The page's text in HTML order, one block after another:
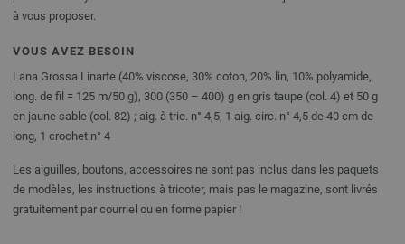
à vous proposer.
VOUS AVEZ BESOIN
Lana Grossa Linarte (40% viscose, 30% coton, 20% lin, 10% polyamide,
long. de fil = 125 m/50 g), 300 (350 – 400) g en gris taupe (col. 4) et 50 g
en jaune sable (col. 82) ; aig. à tric. n° 4,5, 1 aig. circ. n° 4,5 de 40 cm de
long, 1 crochet n° 4
Les aiguilles, boutons, accessoires ne sont pas inclus dans les paquets
de modèles, les instructions à tricoter, mais pas le magazine, sont livrés
gratuitement par courriel ou en forme papier !